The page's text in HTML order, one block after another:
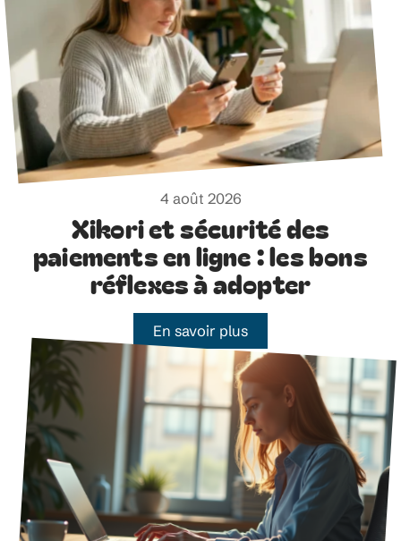
4 août 2026
Xikori et sécurité des
paiements en ligne : les bons
réflexes à adopter
En savoir plus